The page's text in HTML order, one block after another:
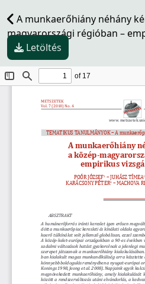
A munkaerőhiány néhány
magyarországi régióban –
Letöltés